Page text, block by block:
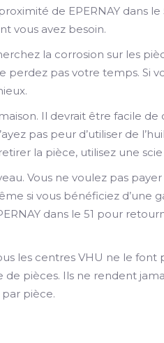
de EPERNAY dans le
vous avez besoin.
la corrosion sur les
pas votre temps. Si
Il devrait être facile
pas peur d’utiliser de
la pièce, utilisez une
Vous ne voulez pas
si vous bénéficiez d’une
dans le 51 pour
les centres VHU ne le font
pièces. Ils ne rendent
pièce.